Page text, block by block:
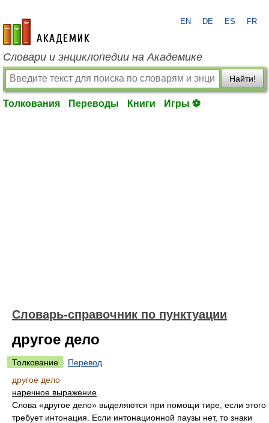
academic.ru
EN DE ES FR
Словари и энциклопедии на Академике
Найти!
Толкования Переводы Книги Игры ⚽
Словарь-справочник по пунктуации
другое дело
Толкование
Перевод
другое дело
наречное выражение
Слова «другое дело» выделяются при помощи тире, если этого
требует интонация. Если интонационной паузы нет, то знаки